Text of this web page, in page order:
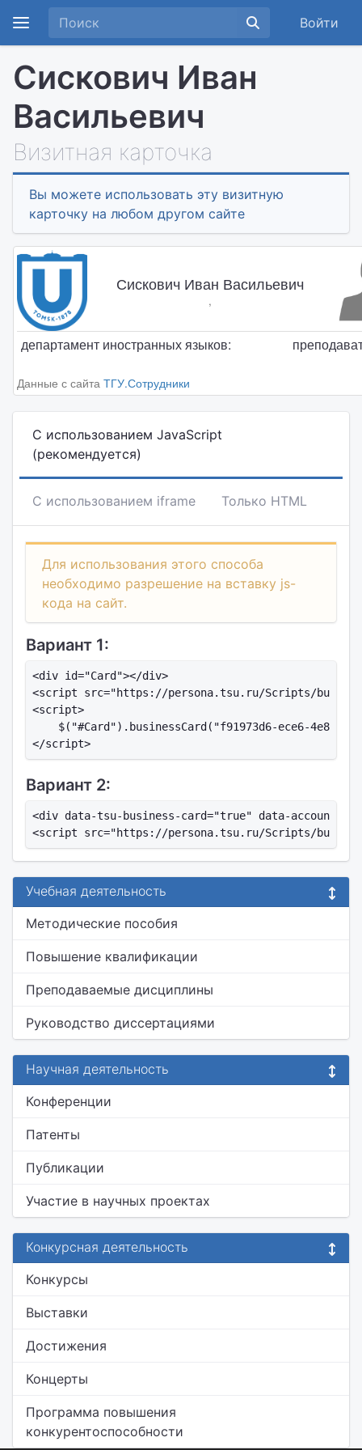
Войти
Сискович Иван
Васильевич
Визитная карточка
Вы можете использовать эту визитную
карточку на любом другом сайте
Сискович Иван Васильевич
,
департамент иностранных языков:
Данные с сайта ТГУ.Сотрудники
С использованием JavaScript
(рекомендуется)
С использованием iframe Только HTML
Для использования этого способа
необходимо разрешение на вставку js-
кода на сайт.
Вариант 1:
<div id="Card"></div>
<script src="https://persona.tsu.ru/Scripts/
<script>
$("#Card").businessCard("f91973d6-ece6-4e89-
Вариант 2:
<div data-tsu-business-card="true" data-account-
Учебная деятельность
Методические пособия
Повышение квалификации
Преподаваемые дисциплины
Руководство диссертациями
Научная деятельность
Конференции
Патенты
Публикации
Участие в научных проектах
Конкурсная деятельность
Конкурсы
Выставки
Достижения
Концерты
Программа повышения
конкурентоспособности